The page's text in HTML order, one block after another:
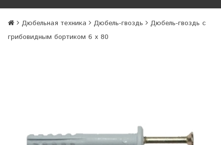
Дюбельная техника Дюбель-гвоздь
Дюбель-гвоздь с
грибовидным бортиком 6 х 80